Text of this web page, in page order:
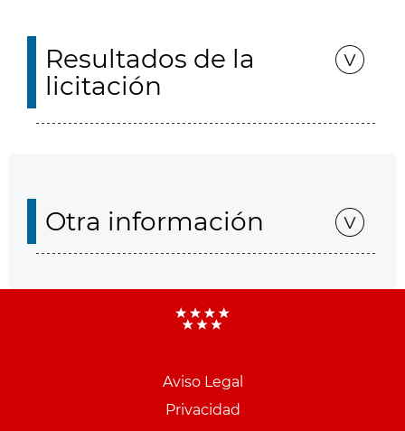
Resultados de la
licitación
Otra información
Aviso Legal
Privacidad